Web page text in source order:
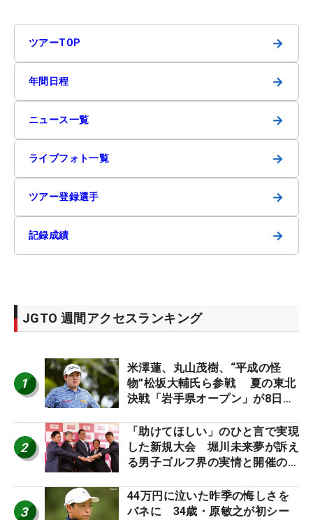
ツアーTOP →
年間日程 →
ニュース一覧 →
ライブフォト一覧 →
ツアー登録選手 →
記録成績 →
JGTO 週間アクセスランキング
1
米澤蓮、丸山茂樹、“平成の怪
物”松坂大輔氏ら参戦 夏の東北
決戦「岩手県オープン」が8日開
2
「助けてほしい」のひと言で実現
した新規大会 堀川未来夢が訴え
る男子ゴルフ界の実情と開催の舞
3
44万円に泣いた昨季の悔しさを
バネに 34歳・原敏之が初シー